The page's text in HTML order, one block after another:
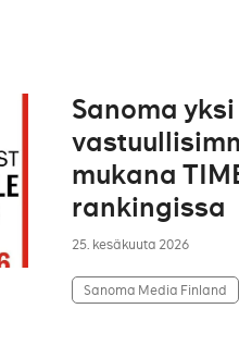
Sanoma
mukana
rankingissa
25. kesäkuuta 2026
Sanoma Media Finland